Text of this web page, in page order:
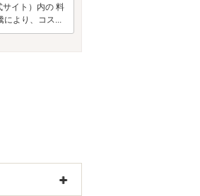
イト）内の 料
より、コス...